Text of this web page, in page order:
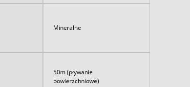
Mineralne
50m (pływanie
powierzchniowe)